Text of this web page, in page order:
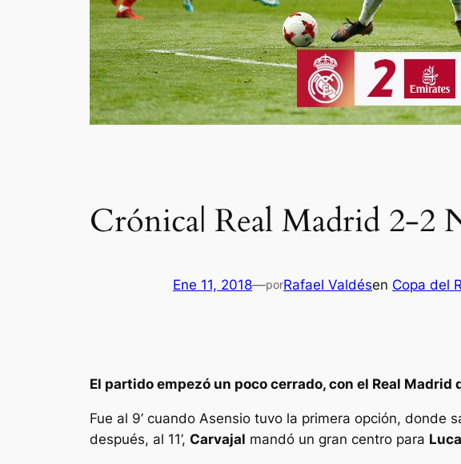
Crónica| Real Madrid 2-2
Ene 11, 2018—porRafael Valdésen Copa del
El partido empezó un poco cerrado, con el Real
Fue al 9’ cuando Asensio tuvo la primera opción,
después, al 11’, Carvajal mandó un gran centro para